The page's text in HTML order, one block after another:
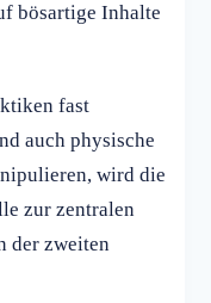
bösartige Inhalte
fast
auch physische
wird die
zur zentralen
der zweiten